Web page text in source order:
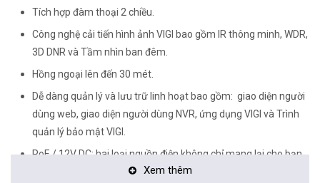
Tích hợp đàm thoại 2 chiều.
Công nghệ cải tiến hình ảnh VIGI bao gồm IR thông minh, WDR,
3D DNR và Tầm nhìn ban đêm.
Hồng ngoại lên đến 30 mét.
Dễ dàng quản lý và lưu trữ linh hoạt bao gồm: giao diện người
dùng web, giao diện người dùng NVR, ứng dụng VIGI và Trình
quản lý bảo mật VIGI.
PoE / 12V DC: hai loại nguồn điện không chỉ mang lại cho bạn
sự tiện lợi hơn mà còn làm cho hệ thống dây điện của bạn trở
Xem thêm